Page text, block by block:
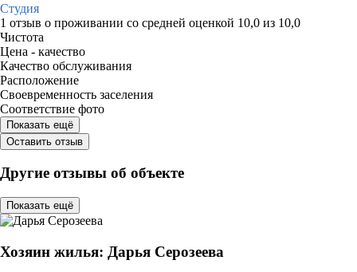
Студия
1 отзыв о проживании со средней оценкой 10,0 из 10,0
Чистота
Цена - качество
Качество обслуживания
Расположение
Своевременность заселения
Соответствие фото
Показать ещё
Оставить отзыв
Другие отзывы об объекте
Показать ещё
Хозяин жилья: Дарья Серозеева